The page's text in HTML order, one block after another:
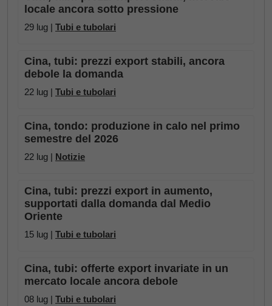
locale ancora sotto pressione
29 lug | Tubi e tubolari
Cina, tubi: prezzi export stabili, ancora
debole la domanda
22 lug | Tubi e tubolari
Cina, tondo: produzione in calo nel primo
semestre del 2026
22 lug | Notizie
Cina, tubi: prezzi export in aumento,
supportati dalla domanda dal Medio
Oriente
15 lug | Tubi e tubolari
Cina, tubi: offerte export invariate in un
mercato locale ancora debole
08 lug | Tubi e tubolari